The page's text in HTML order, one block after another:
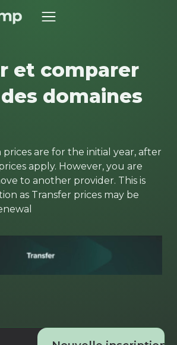
et comparer
domaines
are for the initial year, after
apply. However, you are
to another provider. This is
as Transfer prices may be